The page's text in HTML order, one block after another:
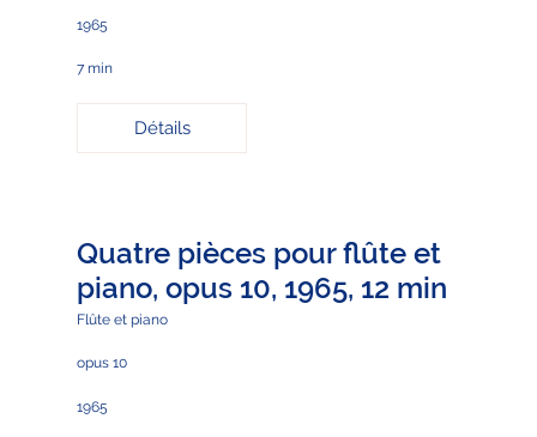
1965
7 min
Détails
Quatre pièces pour flûte et
piano, opus 10, 1965, 12 min
Flûte et piano
opus 10
1965